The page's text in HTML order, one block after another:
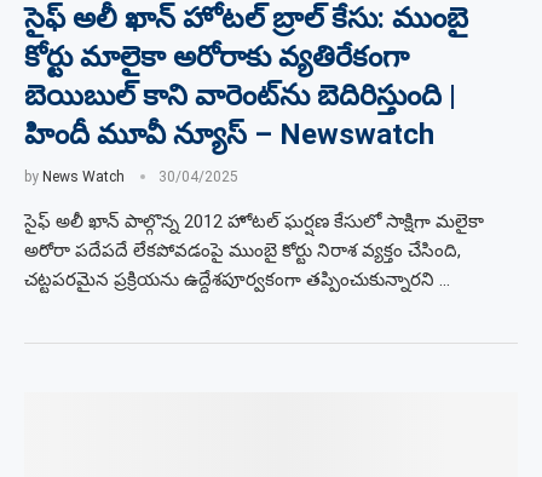
సైఫ్ అలీ ఖాన్ హోటల్ బ్రాల్ కేసు: ముంబై
కోర్టు మాలైకా అరోరాకు వ్యతిరేకంగా
బెయిబుల్ కాని వారెంట్‌ను బెదిరిస్తుంది |
హిందీ మూవీ న్యూస్ – Newswatch
by News Watch 30/04/2025
సైఫ్ అలీ ఖాన్ పాల్గొన్న 2012 హోటల్ ఘర్షణ కేసులో సాక్షిగా మలైకా
అరోరా పదేపదే లేకపోవడంపై ముంబై కోర్టు నిరాశ వ్యక్తం చేసింది,
చట్టపరమైన ప్రక్రియను ఉద్దేశపూర్వకంగా తప్పించుకున్నారని …